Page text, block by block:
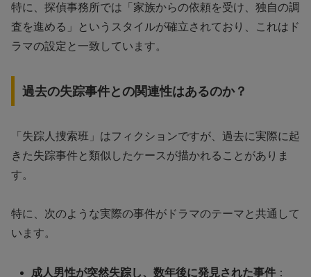
特に、探偵事務所では「家族からの依頼を受け、独自の調
査を進める」というスタイルが確立されており、これはド
ラマの設定と一致しています。
過去の失踪事件との関連性はあるのか？
「失踪人捜索班」はフィクションですが、過去に実際に起
きた失踪事件と類似したケースが描かれることがありま
す。
特に、次のような実際の事件がドラマのテーマと共通して
います。
成人男性が突然失踪し、数年後に発見された事件 ：